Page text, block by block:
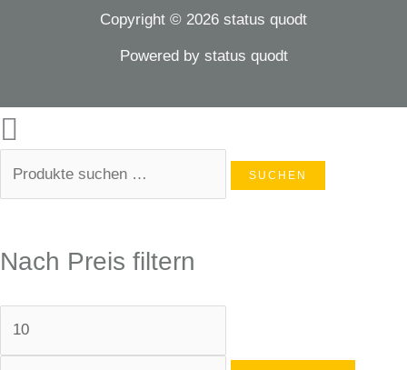
Copyright © 2026 status quodt
Powered by status quodt
SUCHEN
Nach Preis filtern